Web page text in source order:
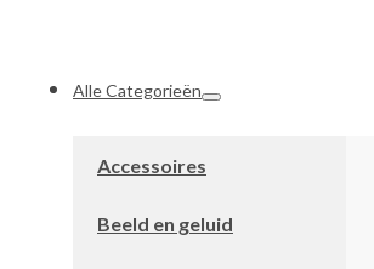
Alle Categorieën
Accessoires
Beeld en geluid